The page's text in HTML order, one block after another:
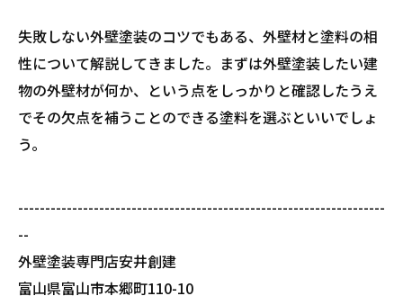
失敗しない外壁塗装のコツでもある、外壁材と塗料の相
性について解説してきました。まずは外壁塗装したい建
物の外壁材が何か、という点をしっかりと確認したうえ
でその欠点を補うことのできる塗料を選ぶといいでしょ
う。
--------------------------------------------------------------------
--
外壁塗装専門店安井創建
富山県富山市本郷町110-10